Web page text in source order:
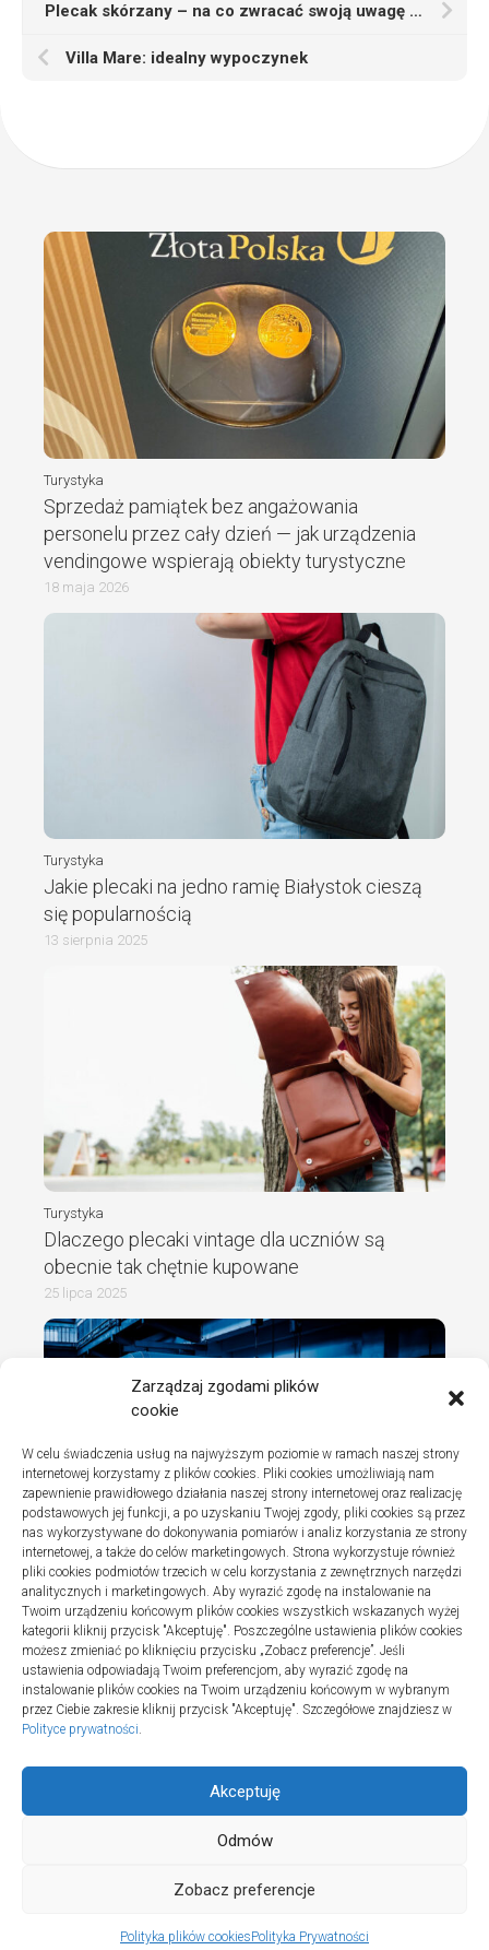
Zarządzaj zgodami plików
cookie
W celu świadczenia usług na najwyższym poziomie w ramach naszej strony
internetowej korzystamy z plików cookies. Pliki cookies umożliwiają nam
zapewnienie prawidłowego działania naszej strony internetowej oraz realizację
podstawowych jej funkcji, a po uzyskaniu Twojej zgody, pliki cookies są przez
nas wykorzystywane do dokonywania pomiarów i analiz korzystania ze strony
internetowej, a także do celów marketingowych. Strona wykorzystuje również
pliki cookies podmiotów trzecich w celu korzystania z zewnętrznych narzędzi
analitycznych i marketingowych. Aby wyrazić zgodę na instalowanie na
Twoim urządzeniu końcowym plików cookies wszystkich wskazanych wyżej
kategorii kliknij przycisk "Akceptuję". Poszczególne ustawienia plików cookies
możesz zmieniać po kliknięciu przycisku „Zobacz preferencje”. Jeśli
ustawienia odpowiadają Twoim preferencjom, aby wyrazić zgodę na
instalowanie plików cookies na Twoim urządzeniu końcowym w wybranym
przez Ciebie zakresie kliknij przycisk "Akceptuję". Szczegółowe znajdziesz w
Polityce prywatności.
Akceptuję
Odmów
Zobacz preferencje
Polityka plików cookiesPolityka Prywatności
Plecak skórzany – na co zwracać swoją uwagę podczas wyboru
Villa Mare: idealny wypoczynek
Turystyka
Sprzedaż pamiątek bez angażowania
personelu przez cały dzień — jak urządzenia
vendingowe wspierają obiekty turystyczne
18 maja 2026
Turystyka
Jakie plecaki na jedno ramię Białystok cieszą
się popularnością
13 sierpnia 2025
Turystyka
Dlaczego plecaki vintage dla uczniów są
obecnie tak chętnie kupowane
25 lipca 2025
Turystyka
Jak wybrać dobrą firmę do instalacji
sanitarnych w szpitalach
20 lipca 2025